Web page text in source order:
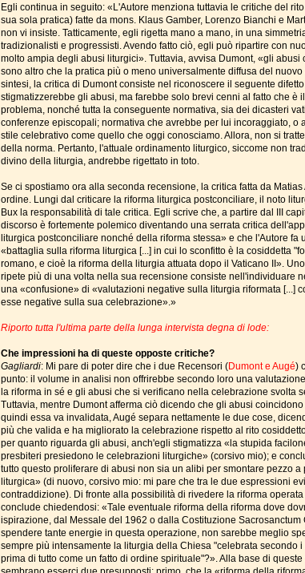
Egli continua in seguito: «L'Autore menziona tuttavia le critiche del
sua sola pratica) fatte da mons. Klaus Gamber, Lorenzo Bianchi e
non vi insiste. Tatticamente, egli rigetta mano a mano, in una
tradizionalisti e progressisti. Avendo fatto ciò, egli può ripartire con
molto ampia degli abusi liturgici». Tuttavia, avvisa Dumont, «gli abusi
sono altro che la pratica più o meno universalmente diffusa del
sintesi, la critica di Dumont consiste nel riconoscere il seguente
stigmatizzerebbe gli abusi, ma farebbe solo brevi cenni al fatto che è
problema, nonché tutta la conseguente normativa, sia dei dicasteri
conferenze episcopali; normativa che avrebbe per lui incoraggiato, o
stile celebrativo come quello che oggi conosciamo. Allora, non si
della norma. Pertanto, l'attuale ordinamento liturgico, siccome non
divino della liturgia, andrebbe rigettato in toto.
Se ci spostiamo ora alla seconda recensione, la critica fatta da Matias
ordine. Lungi dal criticare la riforma liturgica postconciliare, il noto
Bux la responsabilità di tale critica. Egli scrive che, a partire dal III
discorso è fortemente polemico diventando una serrata critica
liturgica postconciliare nonché della riforma stessa» e che l'Autore fa
«battaglia sulla riforma liturgica [...] in cui lo sconfitto è la cosiddetta
romano, e cioè la riforma della liturgia attuata dopo il Vaticano II».
ripete più di una volta nella sua recensione consiste nell'individuare
una «confusione» di «valutazioni negative sulla liturgia riformata [...]
esse negative sulla sua celebrazione».»
Riporto tutta l'ultima parte della lunga intervista degna di lode:
Che impressioni ha di queste opposte critiche?
Gagliardi: Mi pare di poter dire che i due Recensori (Dumont e Augé)
punto: il volume in analisi non offrirebbe secondo loro una
la riforma in sé e gli abusi che si verificano nella celebrazione svolta
Tuttavia, mentre Dumont afferma ciò dicendo che gli abusi
quindi essa va invalidata, Augé separa nettamente le due cose,
più che valida e ha migliorato la celebrazione rispetto al rito
per quanto riguarda gli abusi, anch'egli stigmatizza «la stupida
presbiteri presiedono le celebrazioni liturgiche» (corsivo mio); e
tutto questo proliferare di abusi non sia un alibi per smontare pezzo a
liturgica» (di nuovo, corsivo mio: mi pare che tra le due espressioni
contraddizione). Di fronte alla possibilità di rivedere la riforma operata
conclude chiedendosi: «Tale eventuale riforma della riforma dove
ispirazione, dal Messale del 1962 o dalla Costituzione Sacrosanctum
spendere tante energie in questa operazione, non sarebbe meglio
sempre più intensamente la liturgia della Chiesa "celebrata secondo
prima di tutto come un fatto di ordine spirituale"?». Alla base di